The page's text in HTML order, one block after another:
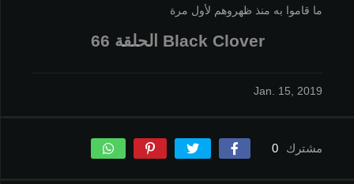
ما قاموا به منذ ظهروهم لأول مرة
Black Clover الحلقة 66
Jan. 15, 2019
مشترك 0